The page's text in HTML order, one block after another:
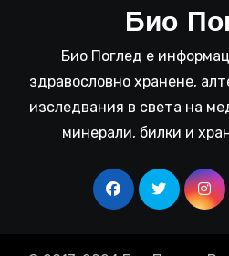
Био
Био Поглед е
здравословно хранене,
изследвания в света на
минерали, билки и